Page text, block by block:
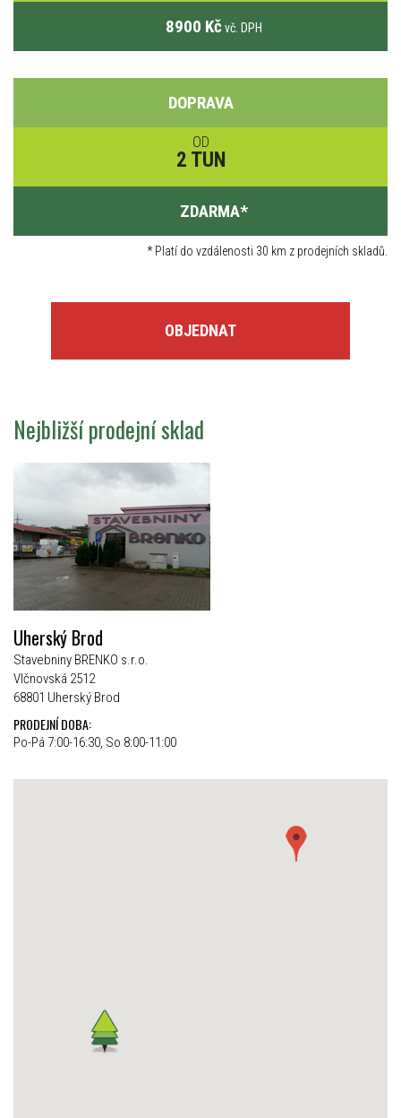
8900 Kč vč. DPH
DOPRAVA
OD
2 TUN
ZDARMA*
*Platí do vzdálenosti 30 km z prodejních skladů.
OBJEDNAT
Nejbližší prodejní sklad
Uherský Brod
Stavebniny BRENKO s.r.o.
Vlčnovská 2512
68801 Uherský Brod
PRODEJNÍ DOBA:
Po-Pá 7:00-16:30, So 8:00-11:00